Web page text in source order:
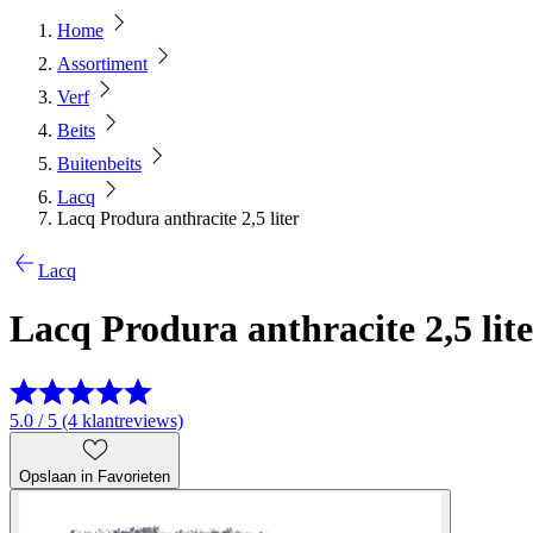
Home
Assortiment
Verf
Beits
Buitenbeits
Lacq
Lacq Produra anthracite 2,5 liter
Lacq
Lacq Produra anthracite 2,5
5.0 / 5 (4 klantreviews)
Opslaan in Favorieten